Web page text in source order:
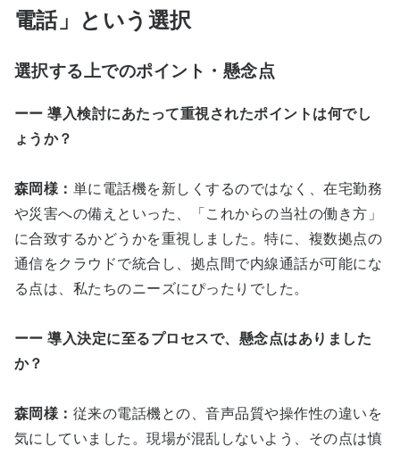
電話」という選択
選択する上でのポイント・懸念点
ーー 導入検討にあたって重視されたポイントは何でし
ょうか？
森岡様： 単に電話機を新しくするのではなく、在宅勤務
や災害への備えといった、「これからの当社の働き方」
に合致するかどうかを重視しました。特に、複数拠点の
通信をクラウドで統合し、拠点間で内線通話が可能にな
る点は、私たちのニーズにぴったりでした。
ーー 導入決定に至るプロセスで、懸念点はありました
か？
森岡様： 従来の電話機との、音声品質や操作性の違いを
気にしていました。現場が混乱しないよう、その点は慎